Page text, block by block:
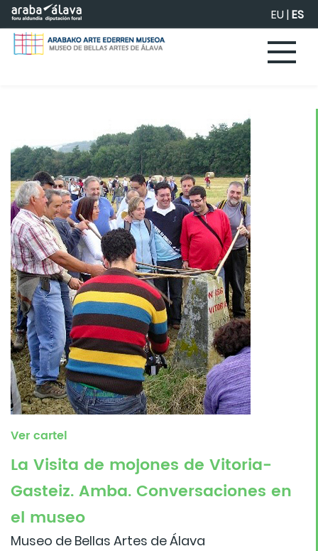
Saltar al contenido principal EU|ES
Ver cartel
La Visita de mojones de Vitoria-
Gasteiz. Amba. Conversaciones en
el museo
Museo de Bellas Artes de Álava